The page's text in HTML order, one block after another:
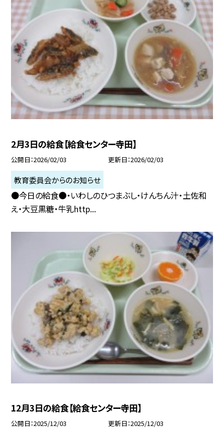
2月3日の給食【給食センター寺田】
公開日 2026/02/03 更新日 2026/02/03
教育委員会からのお知らせ
●今日の給食●・いわしのひつまぶし・けんちん汁・土佐和
え・大豆黒糖・牛乳http...
12月3日の給食【給食センター寺田】
公開日 2025/12/03 更新日 2025/12/03